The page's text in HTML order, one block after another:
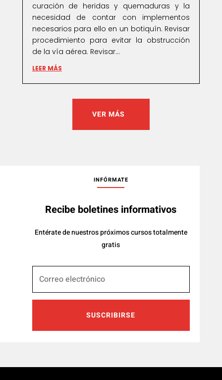
curación de heridas y quemaduras y la
necesidad de contar con implementos
necesarios para ello en un botiquín. Revisar
procedimiento para evitar la obstrucción
de la vía aérea. Revisar...
LEER MÁS
VER MÁS
INFÓRMATE
Recibe boletines informativos
Entérate de nuestros próximos cursos totalmente
gratis
SUSCRIBIRSE